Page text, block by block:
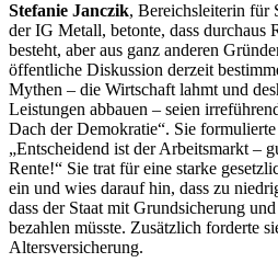
Stefanie Janczik, Bereichsleiterin für
der IG Metall, betonte, dass durchaus
besteht, aber aus ganz anderen
öffentliche Diskussion derzeit
Mythen – die Wirtschaft lahmt und
Leistungen abbauen – seien
Dach der Demokratie“. Sie formulierte
„Entscheidend ist der Arbeitsmarkt –
Rente!“ Sie trat für eine starke
ein und wies darauf hin, dass zu
dass der Staat mit Grundsicherung
bezahlen müsste. Zusätzlich forderte
Altersversicherung.